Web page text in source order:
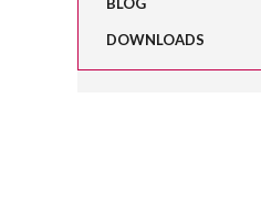
DOWNLOADS